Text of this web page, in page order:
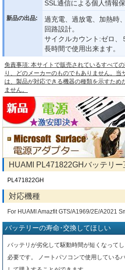
SSL通信による個人情報
新品の出品:
過充電、過放電、加熱時
回路設計。
サイクルカウント:ゼロ、
長時間で使用出来ます。
免責事項: 本サイトで販売されているすべて
り、どのメーカーのものでもありません。当
は、製品が対応できる機器の種類を示すため
ません。
HUAMI PL471822GHバッテリー
PL471822GH
対応機種
For HUAMI Amazfit GTS/A1969/2E/A2021
バッテリーの寿命･交換してほしい
バッテリが劣化して駆動時間が短くなって
必要です。 ノートパソコンで使用している